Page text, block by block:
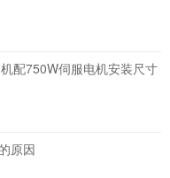
配750W伺服电机安装尺寸
原因